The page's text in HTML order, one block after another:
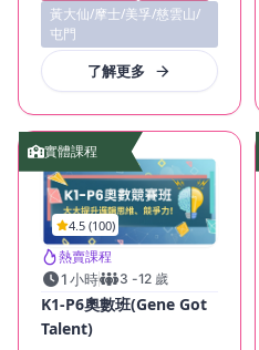
黃大仙/摩士/美孚/慈雲山/
屯門
了解更多
4.5 (100)
熱賣課程
1 小時 3 -12 歲
K1-P6奧數班(Gene Got
Talent)
實體課程